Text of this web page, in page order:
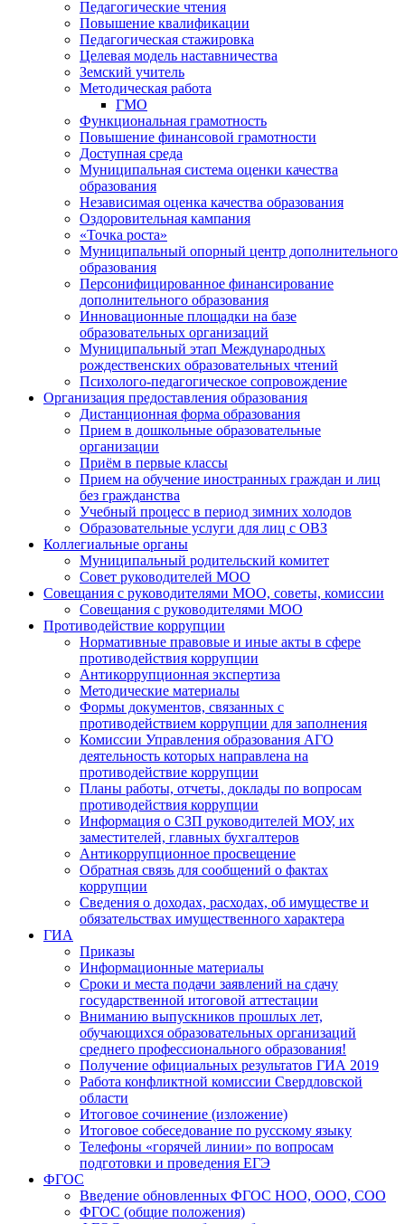
Педагогические чтения
Повышение квалификации
Педагогическая стажировка
Целевая модель наставничества
Земский учитель
Методическая работа
ГМО
Функциональная грамотность
Повышение финансовой грамотности
Доступная среда
Муниципальная система оценки качества
образования
Независимая оценка качества образования
Оздоровительная кампания
«Точка роста»
Муниципальный опорный центр дополнительного
образования
Персонифицированное финансирование
дополнительного образования
Инновационные площадки на базе
образовательных организаций
Муниципальный этап Международных
рождественских образовательных чтений
Психолого-педагогическое сопровождение
Организация предоставления образования
Дистанционная форма образования
Прием в дошкольные образовательные
организации
Приём в первые классы
Прием на обучение иностранных граждан и лиц
без гражданства
Учебный процесс в период зимних холодов
Образовательные услуги для лиц с ОВЗ
Коллегиальные органы
Муниципальный родительский комитет
Совет руководителей МОО
Совещания с руководителями МОО, советы, комиссии
Совещания с руководителями МОО
Противодействие коррупции
Нормативные правовые и иные акты в сфере
противодействия коррупции
Антикоррупционная экспертиза
Методические материалы
Формы документов, связанных с
противодействием коррупции для заполнения
Комиссии Управления образования АГО
деятельность которых направлена на
противодействие коррупции
Планы работы, отчеты, доклады по вопросам
противодействия коррупции
Информация о СЗП руководителей МОУ, их
заместителей, главных бухгалтеров
Антикоррупционное просвещение
Обратная связь для сообщений о фактах
коррупции
Сведения о доходах, расходах, об имуществе и
обязательствах имущественного характера
ГИА
Приказы
Информационные материалы
Сроки и места подачи заявлений на сдачу
государственной итоговой аттестации
Вниманию выпускников прошлых лет,
обучающихся образовательных организаций
среднего профессионального образования!
Получение официальных результатов ГИА 2019
Работа конфликтной комиссии Свердловской
области
Итоговое сочинение (изложение)
Итоговое собеседование по русскому языку
Телефоны «горячей линии» по вопросам
подготовки и проведения ЕГЭ
ФГОС
Введение обновленных ФГОС НОО, ООО, СОО
ФГОС (общие положения)